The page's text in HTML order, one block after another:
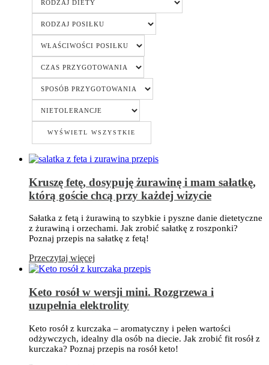
Kruszę fetę, dosypuję żurawinę i mam sałatkę,
którą goście chcą przy każdej wizycie
Sałatka z fetą i żurawiną to szybkie i pyszne danie dietetyczne
z żurawiną i orzechami. Jak zrobić sałatkę z roszponki?
Poznaj przepis na sałatkę z fetą!
Przeczytaj więcej
Keto rosół w wersji mini. Rozgrzewa i
uzupełnia elektrolity
Keto rosół z kurczaka – aromatyczny i pełen wartości
odżywczych, idealny dla osób na diecie. Jak zrobić fit rosół z
kurczaka? Poznaj przepis na rosół keto!